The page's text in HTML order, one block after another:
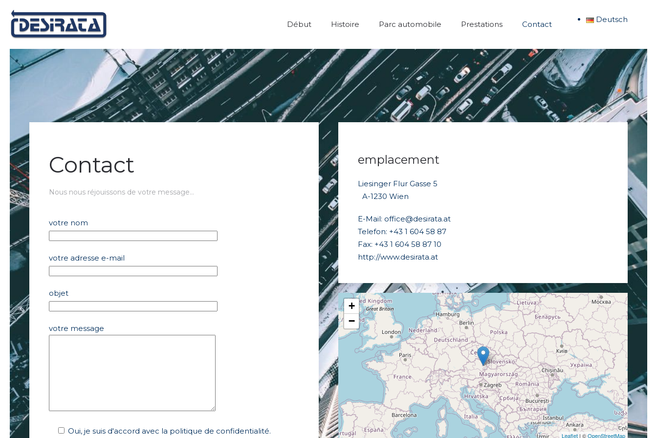
Début Histoire Parc automobile Prestations Contact
Deutsch
Contact
Nous nous réjouissons de votre message…
votre nom
votre adresse e-mail
objet
votre message
Oui, je suis d'accord avec la politique de confidentialité.
emplacement
Liesinger Flur Gasse 5
A-1230 Wien
E-Mail: office@desirata.at
Telefon: +43 1 604 58 87
Fax: +43 1 604 58 87 10
http://www.desirata.at
+
−
Leaflet | ©OpenStreetMap